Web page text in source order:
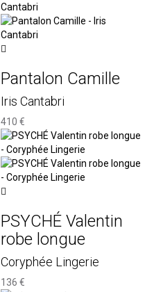
Pantalon Camille
Iris Cantabri
410 €
PSYCHÉ Valentin
robe longue
Coryphée Lingerie
136 €